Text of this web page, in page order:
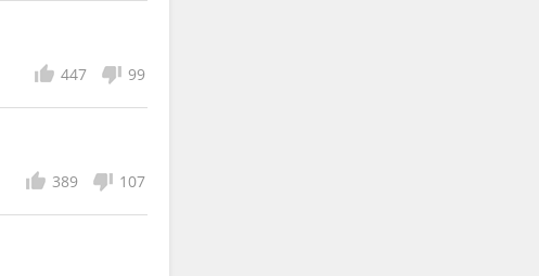
447
99
389
107